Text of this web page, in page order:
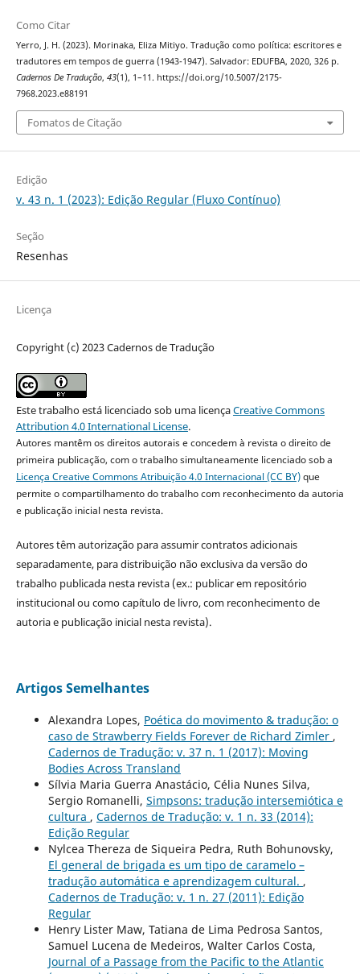
Como Citar
Yerro, J. H. (2023). Morinaka, Eliza Mitiyo. Tradução como política: escritores e
tradutores em tempos de guerra (1943-1947). Salvador: EDUFBA, 2020, 326 p.
Cadernos De Tradução, 43(1), 1–11. https://doi.org/10.5007/2175-
7968.2023.e88191
Fomatos de Citação
Edição
v. 43 n. 1 (2023): Edição Regular (Fluxo Contínuo)
Seção
Resenhas
Licença
Copyright (c) 2023 Cadernos de Tradução
Este trabalho está licenciado sob uma licençaCreative Commons
Attribution 4.0 International License.
Autores mantêm os direitos autorais e concedem à revista o direito de
primeira publicação, com o trabalho simultaneamente licenciado sob a
Licença Creative Commons Atribuição 4.0 Internacional (CC BY)que
permite o compartilhamento do trabalho com reconhecimento da autoria
e publicação inicial nesta revista.
Autores têm autorização para assumir contratos adicionais
separadamente, para distribuição não exclusiva da versão do
trabalho publicada nesta revista (ex.: publicar em repositório
institucional ou como capítulo de livro, com reconhecimento de
autoria e publicação inicial nesta revista).
Artigos Semelhantes
Alexandra Lopes, Poética do movimento & tradução: o
caso de Strawberry Fields Forever de Richard Zimler ,
Cadernos de Tradução: v. 37 n. 1 (2017): Moving
Bodies Across Transland
Sílvia Maria Guerra Anastácio, Célia Nunes Silva,
Sergio Romanelli, Simpsons: tradução intersemiótica e
cultura , Cadernos de Tradução: v. 1 n. 33 (2014):
Edição Regular
Nylcea Thereza de Siqueira Pedra, Ruth Bohunovsky,
El general de brigada es um tipo de caramelo –
tradução automática e aprendizagem cultural. ,
Cadernos de Tradução: v. 1 n. 27 (2011): Edição
Regular
Henry Lister Maw, Tatiana de Lima Pedrosa Santos,
Samuel Lucena de Medeiros, Walter Carlos Costa,
Journal of a Passage from the Pacific to the Atlantic